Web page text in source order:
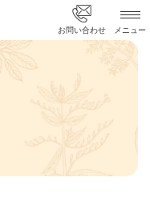
メニュー
お問い合わせ